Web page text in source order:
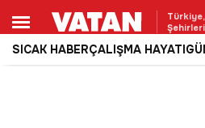
Türkiye,
SICAK HABERÇALIŞMA HAYATI